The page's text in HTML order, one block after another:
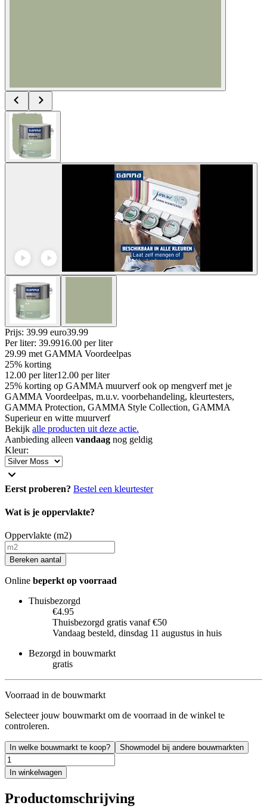
Prijs: 39.99 euro39.99
Per liter: 39.9916.00 per liter
29.99 met GAMMA Voordeelpas
25% korting
12.00 per liter12.00 per liter
25% korting op GAMMA muurverf ook op mengverf met je
GAMMA Voordeelpas, m.u.v. voorbehandeling, kleurtesters,
GAMMA Protection, GAMMA Style Collection, GAMMA
Superieur en witte muurverf
Bekijk alle producten uit deze actie.
Aanbieding alleen vandaag nog geldig
Kleur:
Eerst proberen? Bestel een kleurtester
Wat is je oppervlakte?
Oppervlakte (m2)
Bereken aantal
Online beperkt op voorraad
Thuisbezorgd
€4.95
Thuisbezorgd gratis vanaf €50
Vandaag besteld, dinsdag 11 augustus in huis
Bezorgd in bouwmarkt
gratis
Voorraad in de bouwmarkt
Selecteer jouw bouwmarkt om de voorraad in de winkel te
controleren.
In welke bouwmarkt te koop? Showmodel bij andere bouwmarkten
In winkelwagen
Productomschrijving